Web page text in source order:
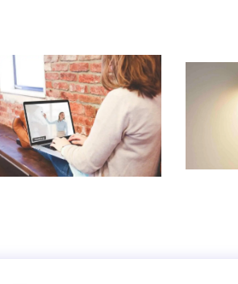
distingue par son approche
interaction toutes les 5 minutes
à comprendre la genèse des
deviennent acteurs de leur
de maintenir la culture de la